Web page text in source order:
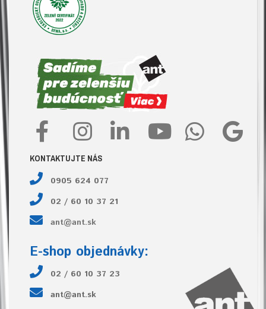
KONTAKTUJTE NÁS
0905 624 077
02 / 60 10 37 21
ant@ant.sk
E-shop objednávky:
02 / 60 10 37 23
ant@ant.sk